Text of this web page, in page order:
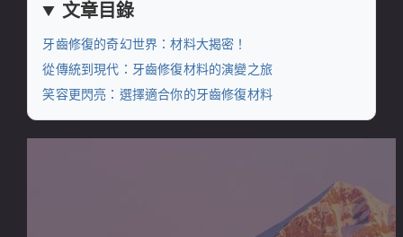
文章目錄
牙齒修復的奇幻世界：材料大揭密！
從傳統到現代：牙齒修復材料的演變之旅
笑容更閃亮：選擇適合你的牙齒修復材料